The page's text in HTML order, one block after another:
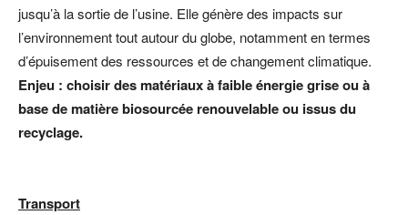
jusqu’à la sortie de l’usine. Elle génère des impacts sur
l’environnement tout autour du globe, notamment en termes
d’épuisement des ressources et de changement climatique.
Enjeu : choisir des matériaux à faible énergie grise ou à
base de matière biosourcée renouvelable ou issus du
recyclage.
Transport